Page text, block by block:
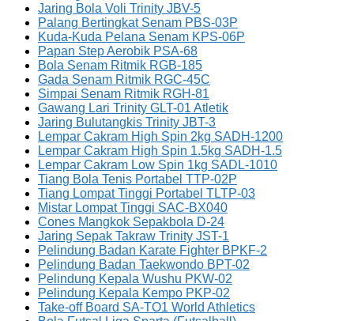
Jaring Bola Voli Trinity JBV-5
Palang Bertingkat Senam PBS-03P
Kuda-Kuda Pelana Senam KPS-06P
Papan Step Aerobik PSA-68
Bola Senam Ritmik RGB-185
Gada Senam Ritmik RGC-45C
Simpai Senam Ritmik RGH-81
Gawang Lari Trinity GLT-01 Atletik
Jaring Bulutangkis Trinity JBT-3
Lempar Cakram High Spin 2kg SADH-1200
Lempar Cakram High Spin 1.5kg SADH-1.5
Lempar Cakram Low Spin 1kg SADL-1010
Tiang Bola Tenis Portabel TTP-02P
Tiang Lompat Tinggi Portabel TLTP-03
Mistar Lompat Tinggi SAC-BX040
Cones Mangkok Sepakbola D-24
Jaring Sepak Takraw Trinity JST-1
Pelindung Badan Karate Fighter BPKF-2
Pelindung Badan Taekwondo BPT-02
Pelindung Kepala Wushu PKW-02
Pelindung Kepala Kempo PKP-02
Take-off Board SA-TO1 World Athletics